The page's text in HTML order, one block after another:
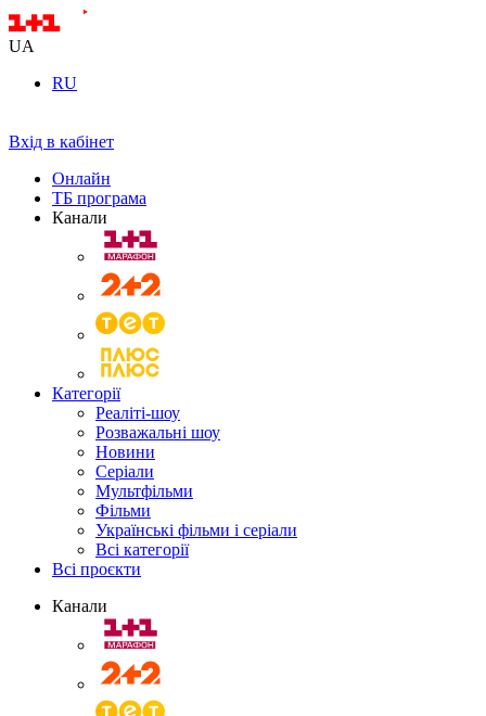
UA
RU
Вхід в кабінет
Онлайн
ТБ програма
Канали
Категорії
Реаліті-шоу
Розважальні шоу
Новини
Серіали
Мультфільми
Фільми
Українські фільми і серіали
Всі категорії
Всі проєкти
Канали